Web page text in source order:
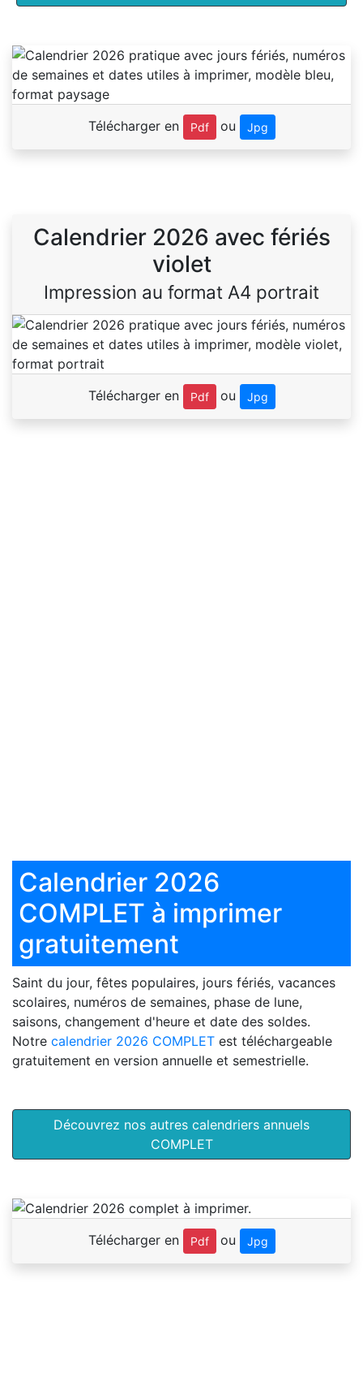
Télécharger en Pdf ou Jpg
Calendrier 2026 avec fériés
violet
Impression au format A4 portrait
Télécharger en Pdf ou Jpg
Calendrier 2026
COMPLET à imprimer
gratuitement
Saint du jour, fêtes populaires, jours fériés, vacances
scolaires, numéros de semaines, phase de lune,
saisons, changement d'heure et date des soldes.
Notre calendrier 2026 COMPLET est téléchargeable
gratuitement en version annuelle et semestrielle.
Découvrez nos autres calendriers annuels
COMPLET
Télécharger en Pdf ou Jpg